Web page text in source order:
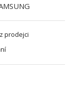
prodejci